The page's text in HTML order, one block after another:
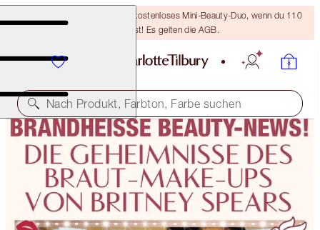
LETZTE CHANCE! Erhalte ein kostenloses Mini-Beauty-Duo, wenn du 110
€ ausgibst! Es gelten die AGB.
Nach Produkt, Farbton, Farbe suchen